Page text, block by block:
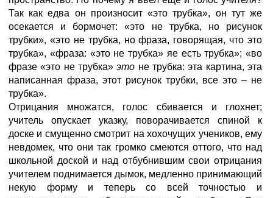
Так как едва он произносит «это трубка», он тут же
осекается и бормочет: «это не трубка, но рисунок
трубки», «это не трубка, но фраза, говорящая, что это
трубка», «фраза: «это не трубка» яе есть трубка»; «во
фразе «это не трубка»это не трубка: эта картина, эта
написанная фраза, этот рисунок трубки, все это – не
трубка».
Отрицания множатся, голос сбивается и глохнет;
учитель опускает указку, поворачивается спиной к
доске и смущенно смотрит на хохочущих учеников, ему
невдомек, что они так громко смеются оттого, что над
школьной доской и над отбубнившим свои отрицания
учителем поднимается дымок, медленно принимающий
некую форму и теперь со всей точностью и